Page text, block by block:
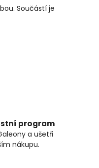
Součástí je
program
a ušetři
nákupu.